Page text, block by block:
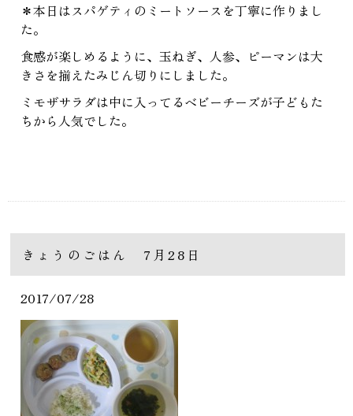
＊本日はスパゲティのミートソースを丁寧に作りまし
た。
食感が楽しめるように、玉ねぎ、人参、ピーマンは大
きさを揃えたみじん切りにしました。
ミモザサラダは中に入ってるベビーチーズが子どもた
ちから人気でした。
きょうのごはん 7月28日
2017/07/28